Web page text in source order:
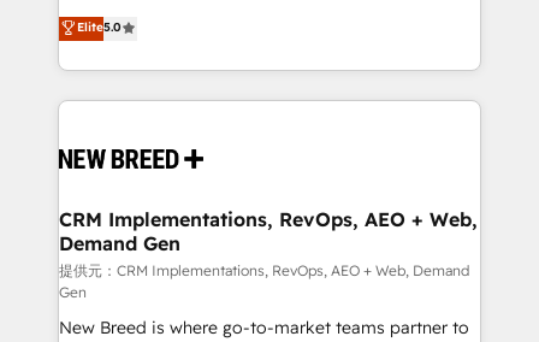
の一部をAIが自律実行する組織への移行を設計・実装。
Breeze・Claude等をHubSpotと連携させ、役割定義・
革を、構想から実装・定着までPMOとして主導。「設
の統合・浸透・変革管理を実行します。 ▸ CMS戦略設
計・構築：リード獲得・CVR・SEOを前提にした情報設
計・導線設計・テンプレート設計をContent Hubで一体
提供。 ▸ 既存CRM・MAからの移行支援：Salesforce・
Marketo・Pardot等からの移行、カスタム設計、履歴
into a revenue engine. Our unified ecosystem
includes specialized divisions Globalia (AI &
Software) and Point Success Media (Paid Media),
making this the official home for all three brands. 🔄
and system integrations powered by Globalia’s
trainers to drive platform adoption. 📈 Revenue
Generation - Full-funnel marketing and high-
performance advertising via Point Success Media. -
Expert deployment of Breeze AI and custom agents
to automate growth. 🏆 Elite Excellence - 8 platform
Elite5.0
CRM Implementations, RevOps, AEO + Web,
Demand Gen
提供元：CRM Implementations, RevOps, AEO + Web, Demand
Gen
New Breed is where go-to-market teams partner to